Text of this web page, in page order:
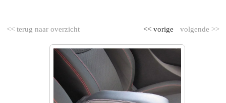
<< terug naar overzicht volgende >>
<< vorige